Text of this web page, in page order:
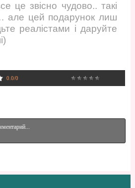
це звісно чудово.. такі
але цей подарунок лиш
реалістами і даруйте
0.0/0